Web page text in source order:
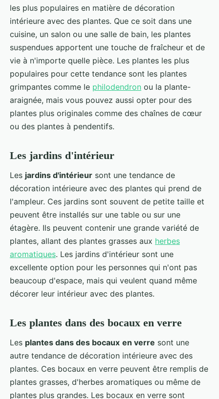
les plus populaires en matière de décoration
intérieure avec des plantes. Que ce soit dans une
cuisine, un salon ou une salle de bain, les plantes
suspendues apportent une touche de fraîcheur et de
vie à n'importe quelle pièce. Les plantes les plus
populaires pour cette tendance sont les plantes
grimpantes comme le philodendron ou la plante-
araignée, mais vous pouvez aussi opter pour des
plantes plus originales comme des chaînes de cœur
ou des plantes à pendentifs.
Les jardins d'intérieur
Les jardins d'intérieur sont une tendance de
décoration intérieure avec des plantes qui prend de
l'ampleur. Ces jardins sont souvent de petite taille et
peuvent être installés sur une table ou sur une
étagère. Ils peuvent contenir une grande variété de
plantes, allant des plantes grasses aux herbes
aromatiques. Les jardins d'intérieur sont une
excellente option pour les personnes qui n'ont pas
beaucoup d'espace, mais qui veulent quand même
décorer leur intérieur avec des plantes.
Les plantes dans des bocaux en verre
Les plantes dans des bocaux en verre sont une
autre tendance de décoration intérieure avec des
plantes. Ces bocaux en verre peuvent être remplis de
plantes grasses, d'herbes aromatiques ou même de
plantes plus grandes. Les bocaux en verre sont